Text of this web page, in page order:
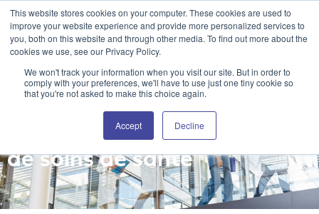
This website stores cookies on your computer. These cookies are used to
improve your website experience and provide more personalized services to
you, both on this website and through other media. To find out more about the
cookies we use, see our Privacy Policy.
We won't track your information when you visit our site. But in order to
comply with your preferences, we'll have to use just one tiny cookie so
that you're not asked to make this choice again.
Accept Decline
Portail client Attain360 Nous contacter EN
Hôpitaux et établissements
de soins de santé